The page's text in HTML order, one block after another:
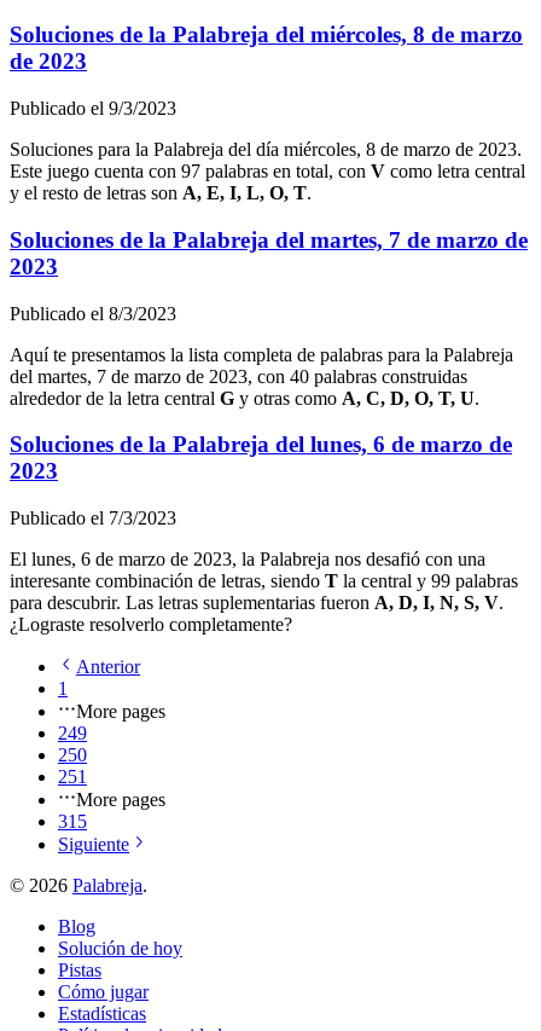
Soluciones de la Palabreja del miércoles, 8 de marzo
de 2023
Publicado el 9/3/2023
Soluciones para la Palabreja del día miércoles, 8 de marzo de 2023.
Este juego cuenta con 97 palabras en total, con V como letra central
y el resto de letras son A, E, I, L, O, T.
Soluciones de la Palabreja del martes, 7 de marzo de
2023
Publicado el 8/3/2023
Aquí te presentamos la lista completa de palabras para la Palabreja
del martes, 7 de marzo de 2023, con 40 palabras construidas
alrededor de la letra central G y otras como A, C, D, O, T, U.
Soluciones de la Palabreja del lunes, 6 de marzo de
2023
Publicado el 7/3/2023
El lunes, 6 de marzo de 2023, la Palabreja nos desafió con una
interesante combinación de letras, siendo T la central y 99 palabras
para descubrir. Las letras suplementarias fueron A, D, I, N, S, V.
¿Lograste resolverlo completamente?
Anterior
1
More pages
249
250
251
More pages
315
Siguiente
© 2026 Palabreja.
Blog
Solución de hoy
Pistas
Cómo jugar
Estadísticas